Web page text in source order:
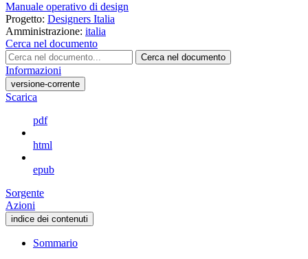
Manuale operativo di design
Progetto: Designers Italia
Amministrazione: italia
Cerca nel documento
Cerca nel documento
Informazioni
versione-corrente
Scarica
pdf
html
epub
Sorgente
Azioni
indice dei contenuti
Sommario